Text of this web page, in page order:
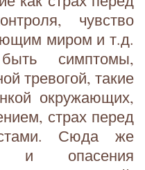
чувство
миром и т.д.
симптомы,
тревогой, такие
окружающих,
страх перед
Сюда же
и опасения